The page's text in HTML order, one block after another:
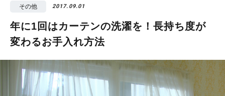
その他 2017.09.01
年に1回はカーテンの洗濯を！長持ち度が
変わるお手入れ方法